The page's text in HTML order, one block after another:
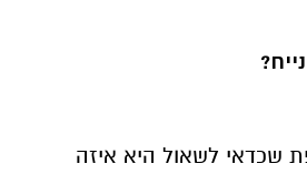
שכדאי לשאול היא איזה